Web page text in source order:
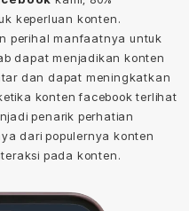
keperluan konten.
perihal manfaatnya untuk
dapat menjadikan konten
dan dapat meningkatkan
konten facebook terlihat
penarik perhatian
dari populernya konten
pada konten.